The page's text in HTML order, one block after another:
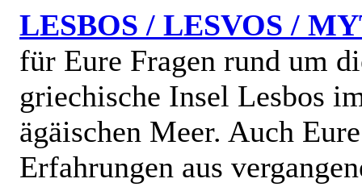
LESBOS / LESVOS /
für Eure Fragen rund um
griechische Insel Lesbos
ägäischen Meer. Auch Eure
Erfahrungen aus